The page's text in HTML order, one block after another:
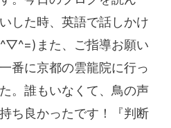
した時、英語で話しかけ
また、ご指導お願い
番に京都の雲龍院に行っ
。誰もいなくて、鳥の声
ち良かったです！『判断